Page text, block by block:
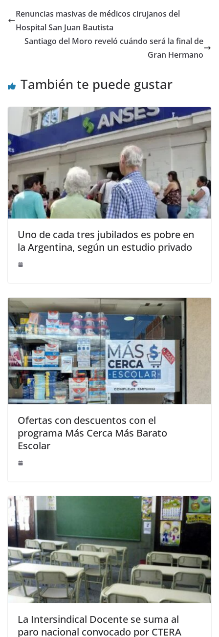
Renuncias masivas de médicos cirujanos del
Hospital San Juan Bautista
Santiago del Moro reveló cuándo será la final de
Gran Hermano
También te puede gustar
Uno de cada tres jubilados es pobre en
la Argentina, según un estudio privado
Ofertas con descuentos con el
programa Más Cerca Más Barato
Escolar
La Intersindical Docente se suma al
paro nacional convocado por CTERA